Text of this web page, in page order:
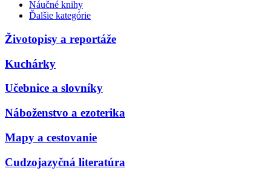
Náučné knihy
Ďalšie kategórie
Životopisy a reportáže
Kuchárky
Učebnice a slovníky
Náboženstvo a ezoterika
Mapy a cestovanie
Cudzojazyčná literatúra